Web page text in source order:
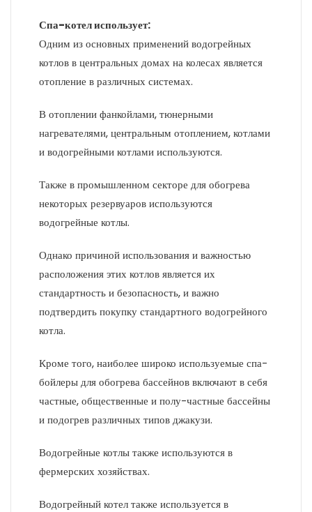
Спа-котел использует:
Одним из основных применений водогрейных
котлов в центральных домах на колесах является
отопление в различных системах.
В отоплении фанкойлами, тюнерными
нагревателями, центральным отоплением, котлами
и водогрейными котлами используются.
Также в промышленном секторе для обогрева
некоторых резервуаров используются
водогрейные котлы.
Однако причиной использования и важностью
расположения этих котлов является их
стандартность и безопасность, и важно
подтвердить покупку стандартного водогрейного
котла.
Кроме того, наиболее широко используемые спа-
бойлеры для обогрева бассейнов включают в себя
частные, общественные и полу-частные бассейны
и подогрев различных типов джакузи.
Водогрейные котлы также используются в
фермерских хозяйствах.
Водогрейный котел также используется в